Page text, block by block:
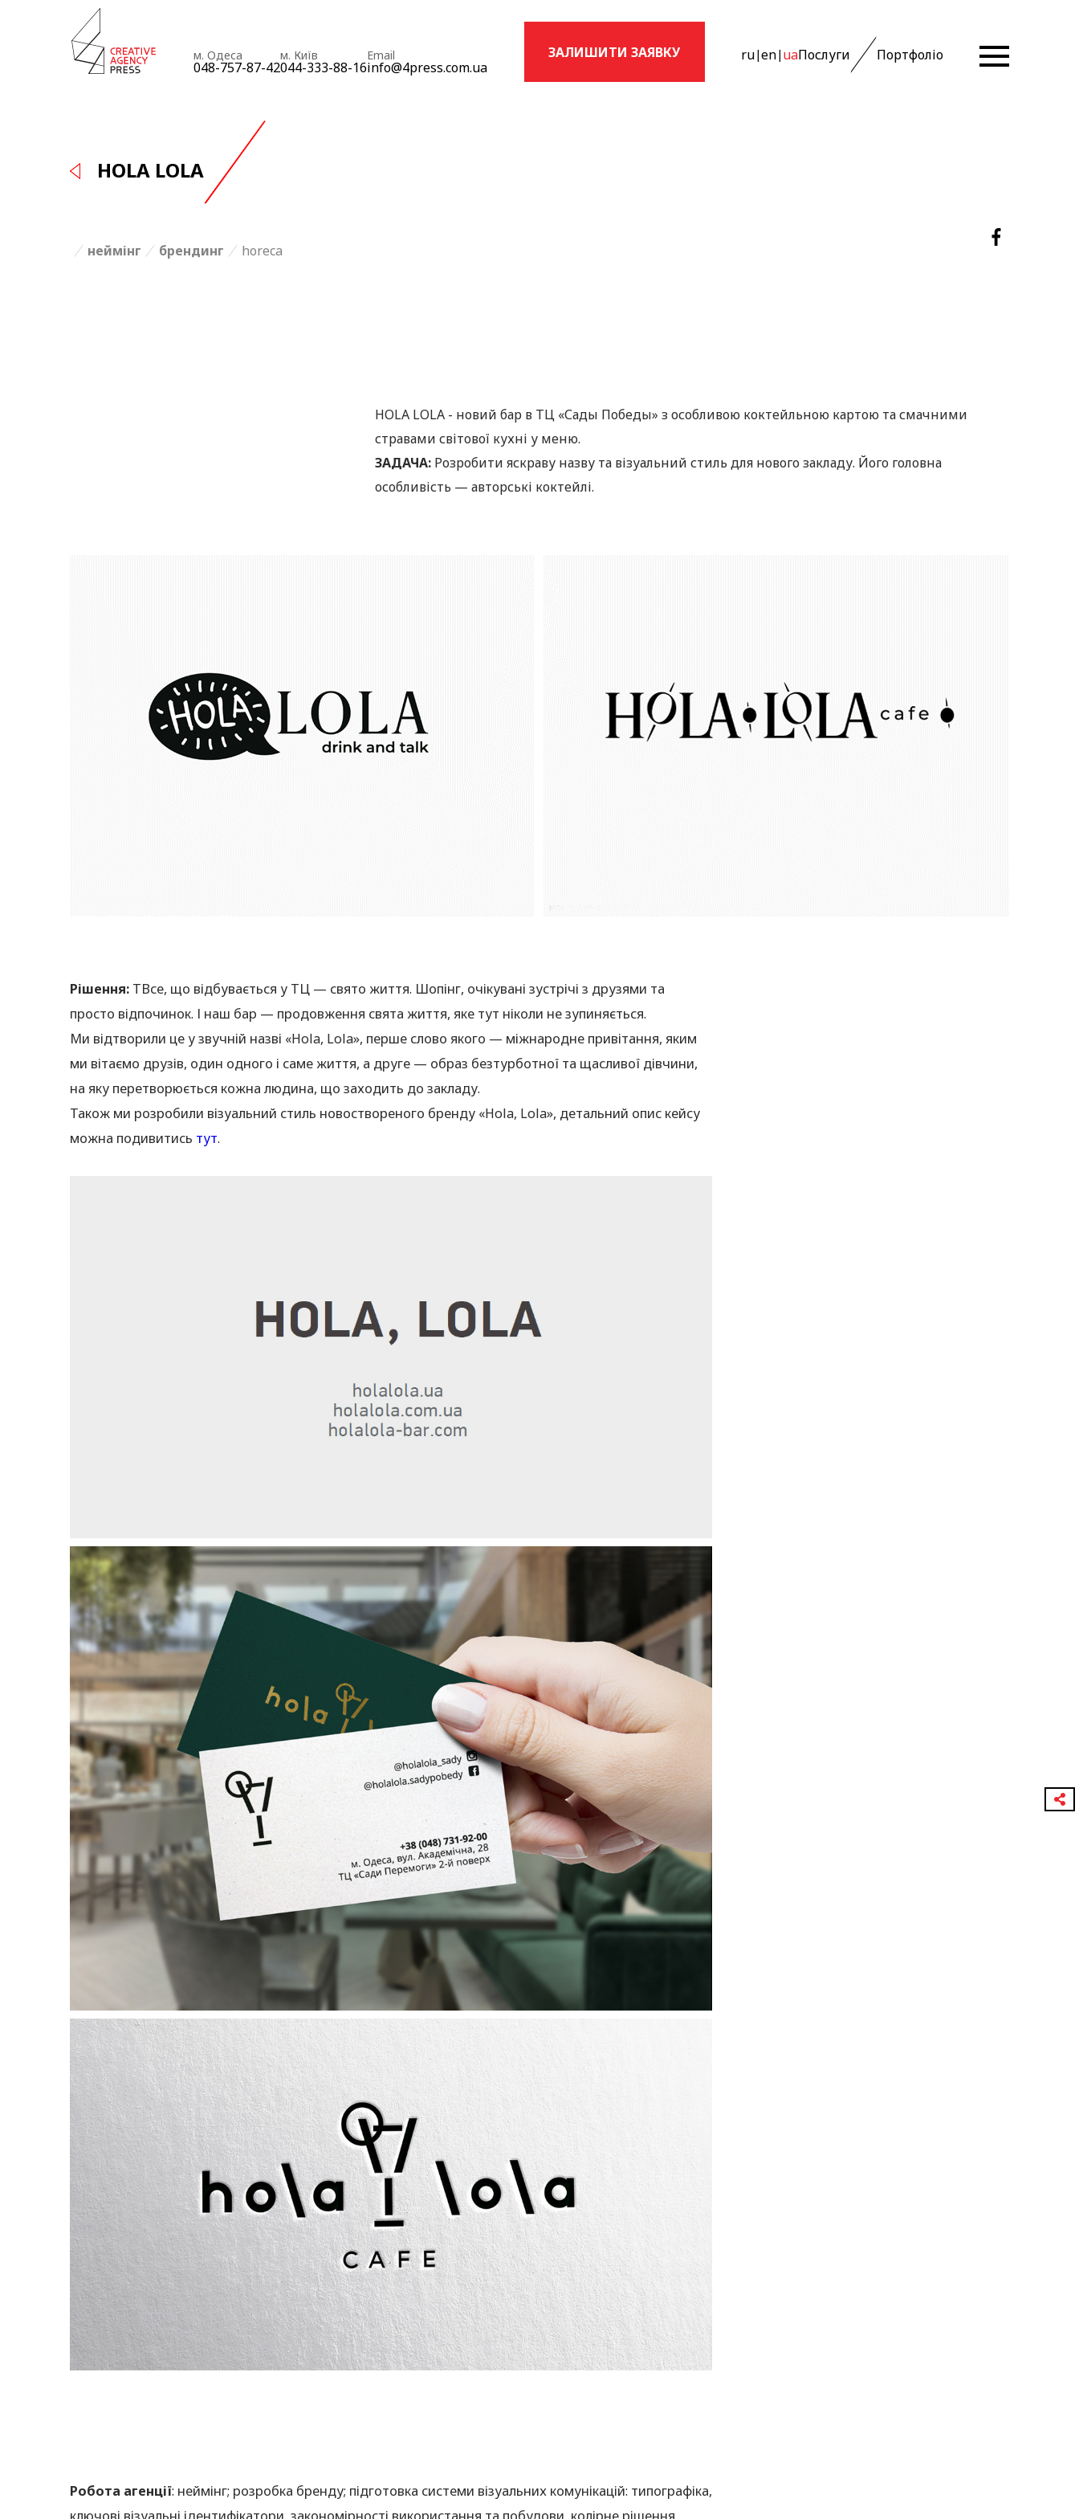
м. Одеса
048-757-87-42
м. Київ
044-333-88-16
Email
info@4press.com.ua
ЗАЛИШИТИ ЗАЯВКУ ru|en| uaПослуги Портфоліо
HOLA LOLA
неймінг брендинг horeca
HOLA LOLA - новий бар в ТЦ «Сады Победы» з особливою коктейльною картою та смачними
стравами світової кухні у меню.
ЗАДАЧА: Розробити яскраву назву та візуальний стиль для нового закладу. Його головна
особливість — авторські коктейлі.
Рішення: ТВсе, що відбувається у ТЦ — свято життя. Шопінг, очікувані зустрічі з друзями та
просто відпочинок. І наш бар — продовження свята життя, яке тут ніколи не зупиняється.
Ми відтворили це у звучній назві «Hola, Lola», перше слово якого — міжнародне привітання, яким
ми вітаємо друзів, один одного і саме життя, а друге — образ безтурботної та щасливої дівчини,
на яку перетворюється кожна людина, що заходить до закладу.
Також ми розробили візуальний стиль новоствореного бренду «Hola, Lola», детальний опис кейсу
можна подивитись тут.
Робота агенції: неймінг; розробка бренду; підготовка системи візуальних комунікацій: типографіка,